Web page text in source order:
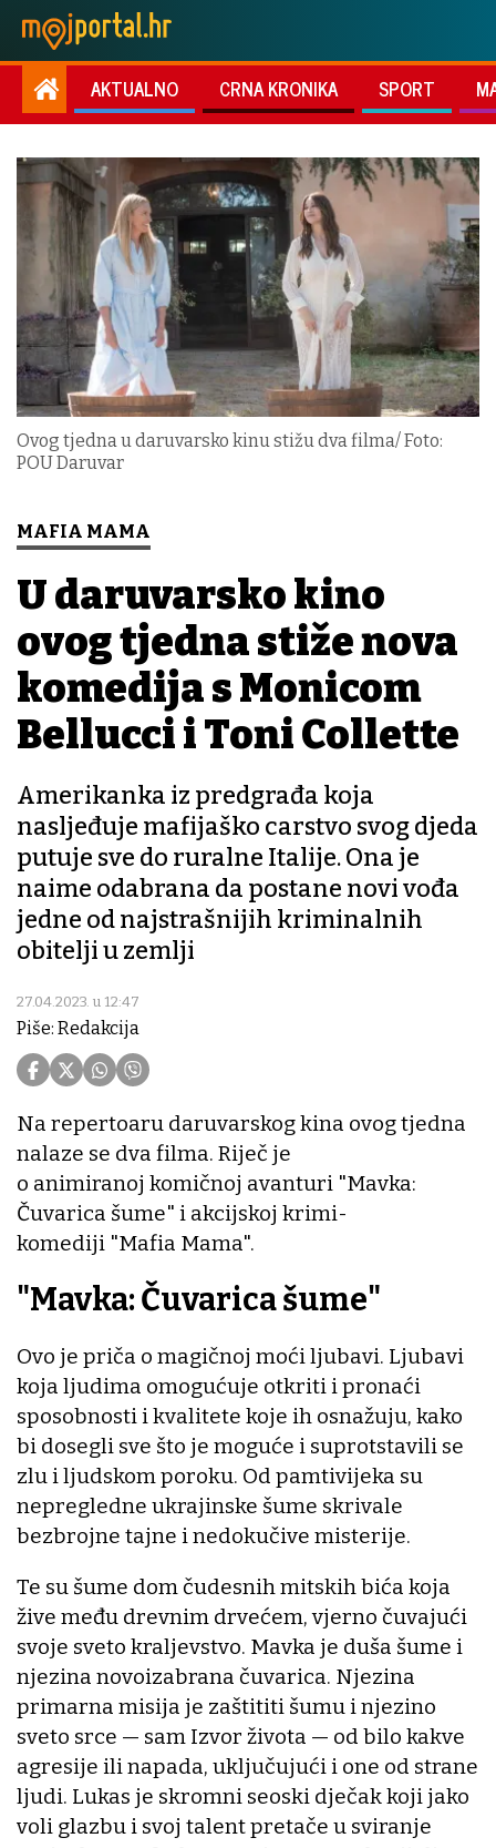
AKTUALNO CRNA KRONIKA SPORT
Ovog tjedna u daruvarsko kinu stižu dva filma/ Foto:
POU Daruvar
MAFIA MAMA
U daruvarsko kino
ovog tjedna stiže nova
komedija s Monicom
Bellucci i Toni Collette
Amerikanka iz predgrađa koja
nasljeđuje mafijaško carstvo svog djeda
putuje sve do ruralne Italije. Ona je
naime odabrana da postane novi vođa
jedne od najstrašnijih kriminalnih
obitelji u zemlji
27.04.2023. u 12:47
Piše: Redakcija
Na repertoaru daruvarskog kina ovog tjedna
nalaze se dva filma. Riječ je
o animiranoj komičnoj avanturi "Mavka:
Čuvarica šume" i akcijskoj krimi-
komediji "Mafia Mama".
"Mavka: Čuvarica šume"
Ovo je priča o magičnoj moći ljubavi. Ljubavi
koja ljudima omogućuje otkriti i pronaći
sposobnosti i kvalitete koje ih osnažuju, kako
bi dosegli sve što je moguće i suprotstavili se
zlu i ljudskom poroku. Od pamtivijeka su
nepregledne ukrajinske šume skrivale
bezbrojne tajne i nedokučive misterije.
Te su šume dom čudesnih mitskih bića koja
žive među drevnim drvećem, vjerno čuvajući
svoje sveto kraljevstvo. Mavka je duša šume i
njezina novoizabrana čuvarica. Njezina
primarna misija je zaštititi šumu i njezino
sveto srce — sam Izvor života — od bilo kakve
agresije ili napada, uključujući i one od strane
ljudi. Lukas je skromni seoski dječak koji jako
voli glazbu i svoj talent pretače u sviranje